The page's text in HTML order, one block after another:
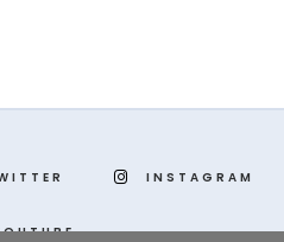
INSTAGRAM